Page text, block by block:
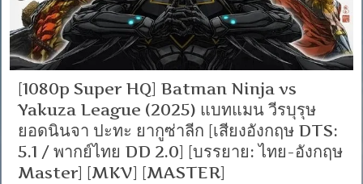
[1080p Super HQ] Batman Ninja vs
Yakuza League (2025) แบทแมน วีรบุรุษ
ยอดนินจา ปะทะ ยากูซ่าลีก [เสียงอังกฤษ DTS:
5.1 / พากย์ไทย DD 2.0] [บรรยาย: ไทย-อังกฤษ
Master] [MKV] [MASTER]